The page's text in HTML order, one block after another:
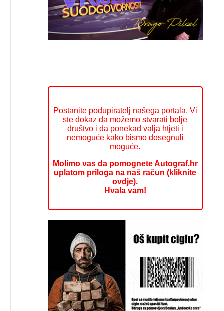
Postanite podupiratelj našega portala. Vi
ste dokaz da možemo stvarati bolje
društvo i da ponekad valja htjeti i
nemoguće kako bismo dosegnuli
moguće.
Molimo vas da pomognete Autograf.hr
uplatom priloga na naš račun (kliknite
ovdje).
Hvala vam!